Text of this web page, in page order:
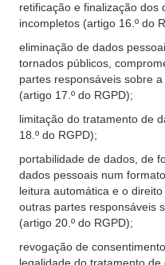
retificação e finalização dos
incompletos (artigo 16.º do
eliminação de dados
tornados públicos,
partes responsáveis sobre
(artigo 17.º do RGPD);
limitação do tratamento de
18.º do RGPD);
portabilidade de dados, de
dados pessoais num
leitura automática e o
outras partes responsáveis
(artigo 20.º do RGPD);
revogação de